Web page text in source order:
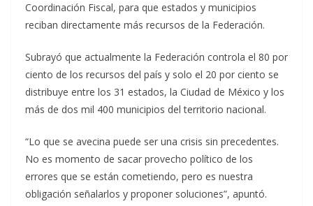
Coordinación Fiscal, para que estados y municipios
reciban directamente más recursos de la Federación.
Subrayó que actualmente la Federación controla el 80 por
ciento de los recursos del país y solo el 20 por ciento se
distribuye entre los 31 estados, la Ciudad de México y los
más de dos mil 400 municipios del territorio nacional.
“Lo que se avecina puede ser una crisis sin precedentes.
No es momento de sacar provecho político de los
errores que se están cometiendo, pero es nuestra
obligación señalarlos y proponer soluciones”, apuntó.